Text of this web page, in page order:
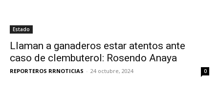
Estado
Llaman a ganaderos estar atentos ante
caso de clembuterol: Rosendo Anaya
REPORTEROS RRNOTICIAS - 24 octubre, 2024 0